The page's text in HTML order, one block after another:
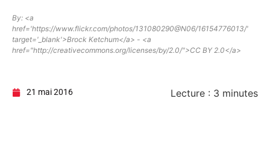
By: <a
href='https://www.flickr.com/photos/131080290@N06/16154776013/'
target='_blank'>Brock Ketchum</a> - <a
href="http://creativecommons.org/licenses/by/2.0/">CC BY 2.0</a>
21 mai 2016 Lecture : 3 minutes